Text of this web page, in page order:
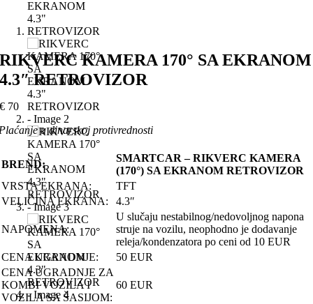
RIKVERC KAMERA 170° SA EKRANOM
4.3″ RETROVIZOR
€ 70
u dinarskoj protivrednosti
BREND:
SMARTCAR – RIKVERC KAMERA
(170°) SA EKRANOM RETROVIZOR
VRSTA EKRANA:
TFT
VELIČINA EKRANA:
4.3″
NAPOMENA:
U slučaju nestabilnog/nedovoljnog napona
struje na vozilu, neophodno je dodavanje
releja/kondenzatora po ceni od 10 EUR
CENA UGRADNJE:
50 EUR
CENA UGRADNJE ZA
KOMBI VOZILA I
VOZILA SA ŠASIJOM:
60 EUR